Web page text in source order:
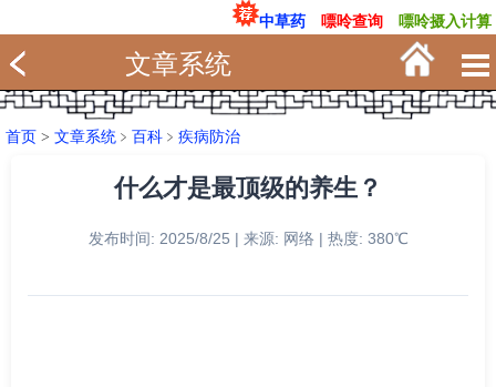
中草药 嘌呤查询 嘌呤摄入计算
文章系统
首页 > 文章系统 ﹥ 百科 ﹥ 疾病防治
什么才是最顶级的养生？
发布时间: 2025/8/25 | 来源: 网络 | 热度: 380℃